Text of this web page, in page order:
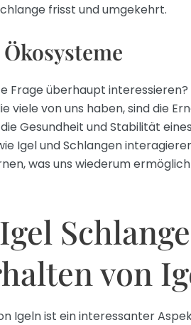
frisst und umgekehrt.
Frage überhaupt
viele von uns haben, sind die
Gesundheit und Stabilität
Igel und Schlangen
was uns wiederum
von
Igeln ist ein interessanter